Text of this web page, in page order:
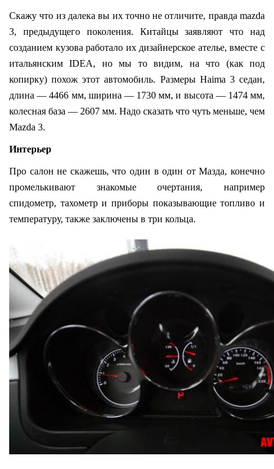
Скажу что из далека вы их точно не отличите, правда mazda
3, предыдущего поколения. Китайцы заявляют что над
созданием кузова работало их дизайнерское ателье, вместе с
итальянским IDEA, но мы то видим, на что (как под
копирку) похож этот автомобиль. Размеры Haima 3 седан,
длина — 4466 мм, ширина — 1730 мм, и высота — 1474 мм,
колесная база — 2607 мм. Надо сказать что чуть меньше, чем
Mazda 3.
Интерьер
Про салон не скажешь, что один в один от Мазда, конечно
промелькивают знакомые очертания, например
спидометр, тахометр и приборы показывающие топливо и
температуру, также заключены в три кольца.